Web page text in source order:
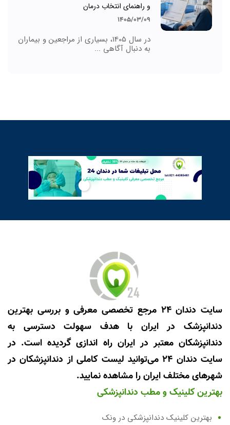
و راهنمای انتخاب درمان
1405/03/09
در سال 1405، بسیاری از مراجعین و بیماران
به دنبال آگاهی ...
سایت دندان 24 مرجع تخصصی معرفی و بررسی بهترین
دندانپزشک در ایران با هدف سهولت دسترسی به
دندانپزشکان معتبر در ایران راه اندازی گردیده است. در
سایت دندان 24 می‌توانید لیست کاملی از دندانپزشکان در
شهرهای مختلف ایران را مشاهده نمایید.
بهترین کلینیک و مطب دندانپزشکی
بهترین کلینیک دندانپزشکی در ونک